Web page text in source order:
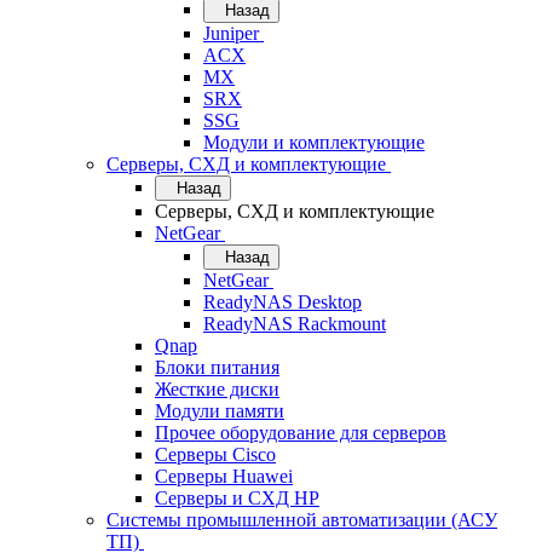
Назад
Juniper
ACX
MX
SRX
SSG
Модули и комплектующие
Серверы, СХД и комплектующие
Назад
Серверы, СХД и комплектующие
NetGear
Назад
NetGear
ReadyNAS Desktop
ReadyNAS Rackmount
Qnap
Блоки питания
Жесткие диски
Модули памяти
Прочее оборудование для серверов
Серверы Cisco
Серверы Huawei
Серверы и СХД HP
Системы промышленной автоматизации (АСУ
ТП)